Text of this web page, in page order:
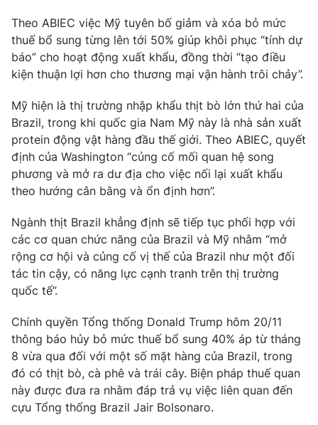
Tư vấn
Chuyên mục khác
Photo Infographic
Video Shorts video
VTV Sức khoẻ Bất động sản
Thị trường 24h
VTV4 Vươn mình bằng AI
VTV9 VTV8
Liên hệ tòa soạn
Theo ABIEC việc Mỹ tuyên bố giảm và xóa bỏ mức
thuế bổ sung từng lên tới 50% giúp khôi phục “tính dự
báo” cho hoạt động xuất khẩu, đồng thời “tạo điều
kiện thuận lợi hơn cho thương mại vận hành trôi chảy”.
Mỹ hiện là thị trường nhập khẩu thịt bò lớn thứ hai của
Brazil, trong khi quốc gia Nam Mỹ này là nhà sản xuất
protein động vật hàng đầu thế giới. Theo ABIEC, quyết
định của Washington “củng cố mối quan hệ song
phương và mở ra dư địa cho việc nối lại xuất khẩu
theo hướng cân bằng và ổn định hơn”.
Ngành thịt Brazil khẳng định sẽ tiếp tục phối hợp với
các cơ quan chức năng của Brazil và Mỹ nhằm “mở
rộng cơ hội và củng cố vị thế của Brazil như một đối
tác tin cậy, có năng lực cạnh tranh trên thị trường
quốc tế”.
Chính quyền Tổng thống Donald Trump hôm 20/11
thông báo hủy bỏ mức thuế bổ sung 40% áp từ tháng
8 vừa qua đối với một số mặt hàng của Brazil, trong
đó có thịt bò, cà phê và trái cây. Biện pháp thuế quan
này được đưa ra nhằm đáp trả vụ việc liên quan đến
cựu Tổng thống Brazil Jair Bolsonaro.